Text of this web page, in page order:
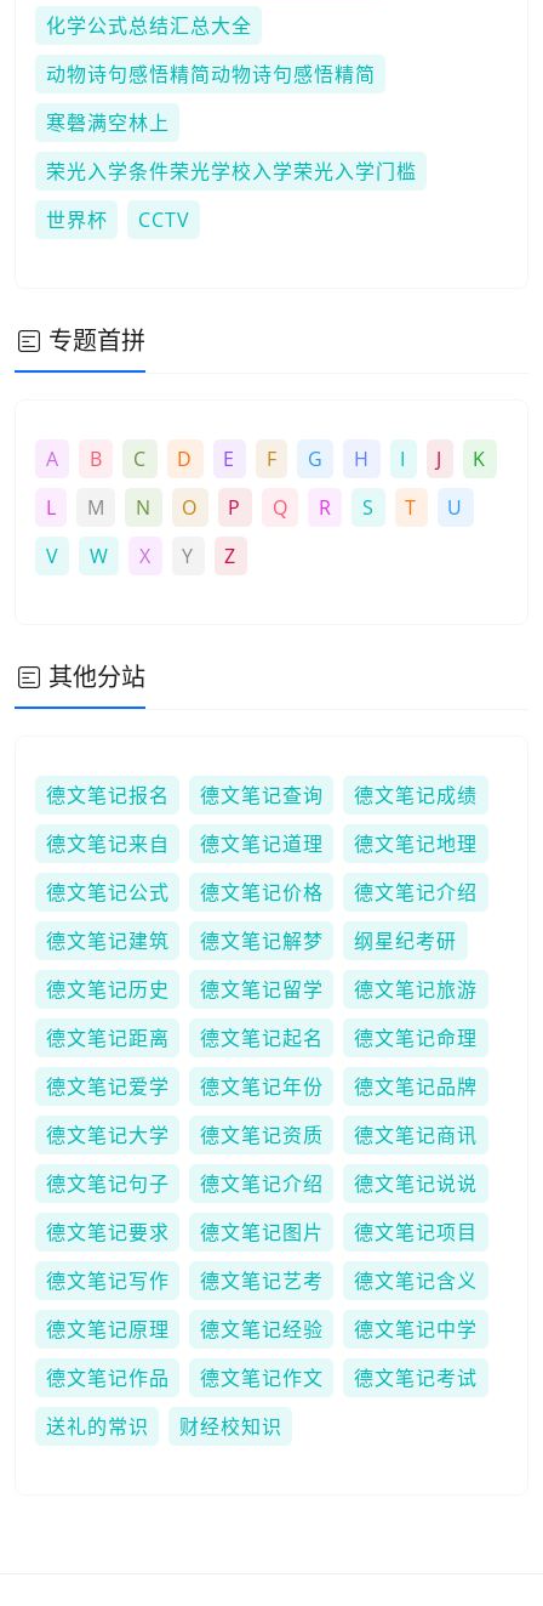
化学公式总结汇总大全
动物诗句感悟精简动物诗句感悟精简
寒磬满空林上
荣光入学条件荣光学校入学荣光入学门槛
世界杯
CCTV
专题首拼
A B C D E F G H I J
K
L
M N O P Q R S T
U
V
W X Y Z
其他分站
德文笔记报名 德文笔记查询
德文笔记成绩
德文笔记来自
德文笔记道理
德文笔记地理
德文笔记公式
德文笔记价格
德文笔记介绍
德文笔记建筑
德文笔记解梦
纲星纪考研
德文笔记历史
德文笔记留学
德文笔记旅游
德文笔记距离
德文笔记起名
德文笔记命理
德文笔记爱学
德文笔记年份
德文笔记品牌
德文笔记大学
德文笔记资质
德文笔记商讯
德文笔记句子
德文笔记介绍
德文笔记说说
德文笔记要求
德文笔记图片
德文笔记项目
德文笔记写作
德文笔记艺考
德文笔记含义
德文笔记原理
德文笔记经验
德文笔记中学
德文笔记作品
德文笔记作文
德文笔记考试
送礼的常识
财经校知识